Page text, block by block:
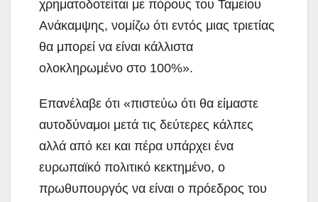
χρηματοδοτείται με πόρους του Ταμείου
Ανάκαμψης, νομίζω ότι εντός μιας τριετίας
θα μπορεί να είναι κάλλιστα
ολοκληρωμένο στο 100%».
Επανέλαβε ότι «πιστεύω ότι θα είμαστε
αυτοδύναμοι μετά τις δεύτερες κάλπες
αλλά από κει και πέρα υπάρχει ένα
ευρωπαϊκό πολιτικό κεκτημένο, ο
πρωθυπουργός να είναι ο πρόεδρος του